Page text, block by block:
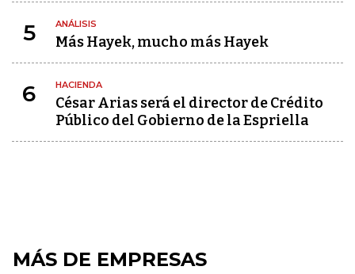
5 ANÁLISIS
Más Hayek, mucho más Hayek
6 HACIENDA
César Arias será el director de Crédito
Público del Gobierno de la Espriella
MÁS DE EMPRESAS